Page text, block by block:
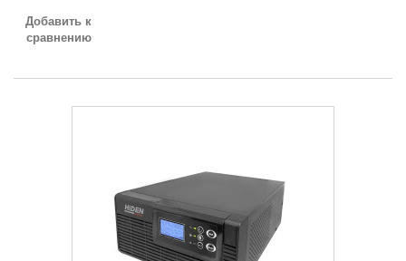
Добавить к
сравнению